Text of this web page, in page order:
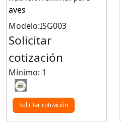
aves
Modelo:ISG003
Solicitar
cotización
Mínimo: 1
Solicitar cotización